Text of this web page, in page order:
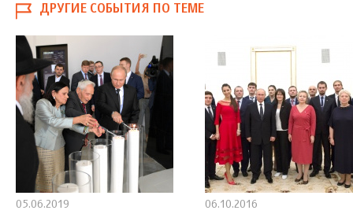
ДРУГИЕ СОБЫТИЯ ПО ТЕМЕ
05.06.2019
06.10.2016